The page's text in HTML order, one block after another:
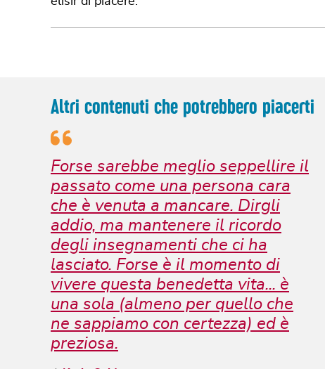
Altri contenuti che potrebbero piacerti
Forse sarebbe meglio seppellire il
passato come una persona cara
che è venuta a mancare. Dirgli
addio, ma mantenere il ricordo
degli insegnamenti che ci ha
lasciato. Forse è il momento di
vivere questa benedetta vita... è
una sola (almeno per quello che
ne sappiamo con certezza) ed è
preziosa.